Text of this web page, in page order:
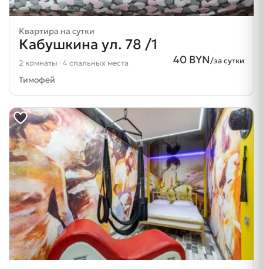
Квартира на сутки
Кабушкина ул. 78 /1
40 BYN/за сутки
2 комнаты · 4 спальных места
Тимофей